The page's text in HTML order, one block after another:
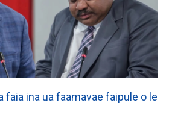
faia ina ua faamavae faipule o le